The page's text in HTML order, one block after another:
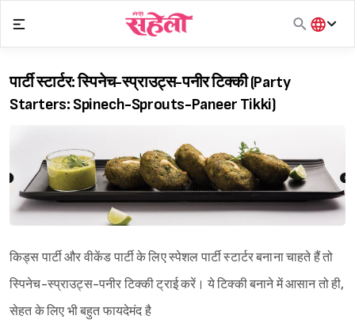
content
हिंदी
पार्टी स्टार्टर: स्पिनेच-स्प्राउट्स-पनीर टिक्की (Party
Starters: Spinech-Sprouts-Paneer Tikki)
किड्स पार्टी और वीकेंड पार्टी के लिए स्पेशल पार्टी स्टार्टर बनाना चाहते हैं तो
स्पिनेच-स्प्राउट्स-पनीर टिक्की ट्राई करें। ये टिक्की बनाने में आसान तो ही,
सेहत के लिए भी बहुत फायदेमंद है